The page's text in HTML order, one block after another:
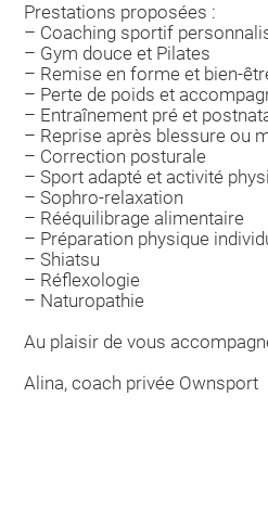
Prestations proposées :
– Coaching sportif
– Gym douce et Pilates
– Remise en forme et bien-
– Perte de poids et
– Entraînement pré et
– Reprise après blessure ou
– Correction posturale
– Sport adapté et activité
– Sophro-relaxation
– Rééquilibrage alimentaire
– Préparation physique
– Shiatsu
– Réflexologie
– Naturopathie
Au plaisir de vous
Alina, coach privée Ownsport